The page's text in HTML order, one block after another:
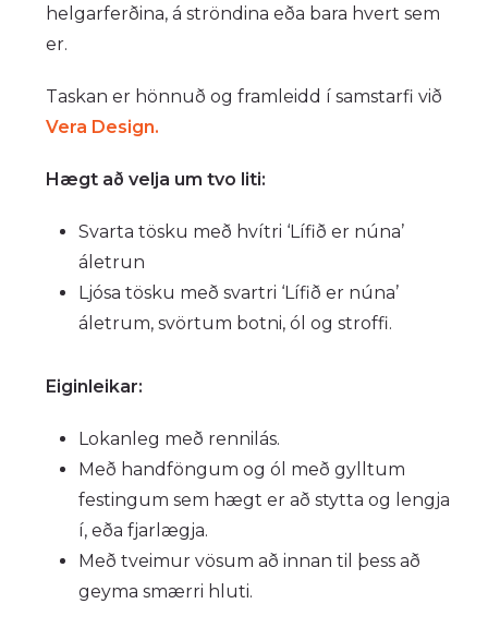
helgarferðina, á ströndina eða bara hvert sem
er.
Taskan er hönnuð og framleidd í samstarfi við
Vera Design.
Hægt að velja um tvo liti:
Svarta tösku með hvítri ‘Lífið er núna’
áletrun
Ljósa tösku með svartri ‘Lífið er núna’
áletrum, svörtum botni, ól og stroffi.
Eiginleikar:
Lokanleg með rennilás.
Með handföngum og ól með gylltum
festingum sem hægt er að stytta og lengja
í, eða fjarlægja.
Með tveimur vösum að innan til þess að
geyma smærri hluti.